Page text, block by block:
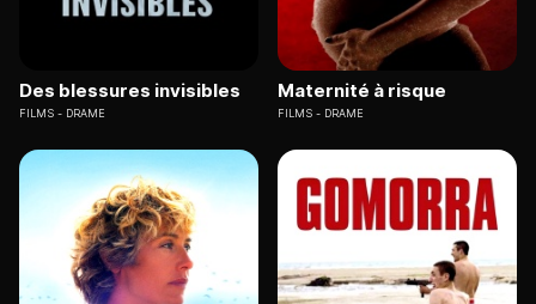
Des blessures invisibles
FILMS DRAME
Maternité à risque
FILMS DRAME